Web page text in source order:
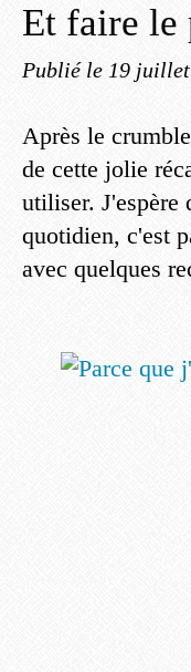
Et faire le
Publié le 19 juillet
Après le
de cette jolie
utiliser. J'espère
quotidien, c'est
avec quelques